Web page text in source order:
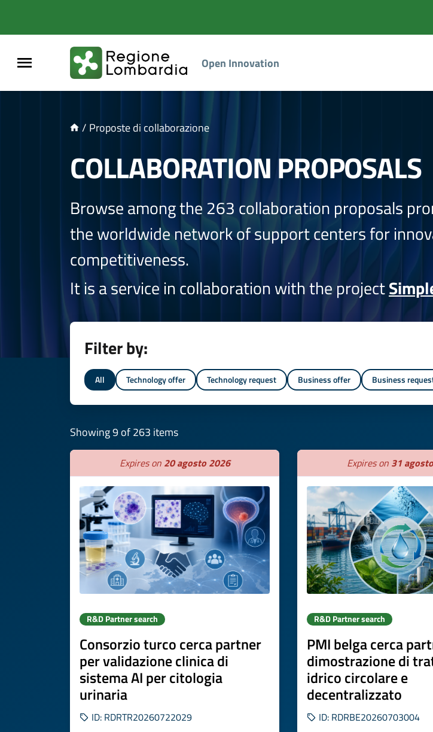
Open Innovation
/ Proposte di collaborazione
COLLABORATION PROPOSALS
Browse among the 263 collaboration proposals
the worldwide network of support centers for
competitiveness.
It is a service in collaboration with the project
Filter by:
All Technology offer Technology request Business offer Business
Showing 9 of 263 items
Expires on 20 agosto 2026
R&D Partner search
Consorzio turco cerca partner
per validazione clinica di
sistema AI per citologia
urinaria
ID: RDRTR20260722029
Expires on 31
R&D Partner search
PMI belga cerca
dimostrazione di
idrico circolare e
decentralizzato
ID: RDRBE20260703004